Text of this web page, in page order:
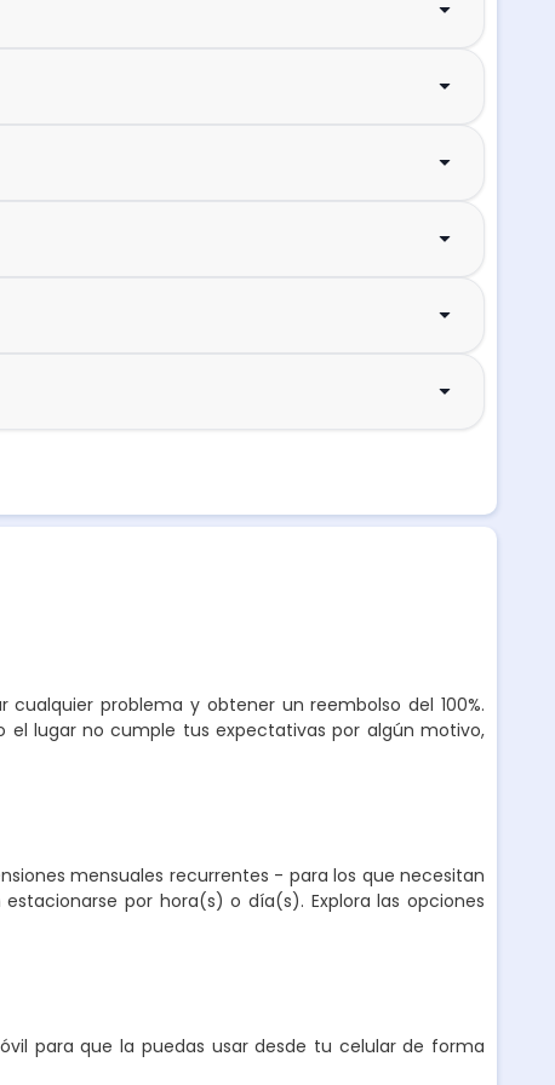
problema y obtener un reembolso del 100%.
el lugar no cumple tus expectativas por algún motivo,
mensuales recurrentes - para los que necesitan
por hora(s) o día(s). Explora las opciones
para que la puedas usar desde tu celular de forma